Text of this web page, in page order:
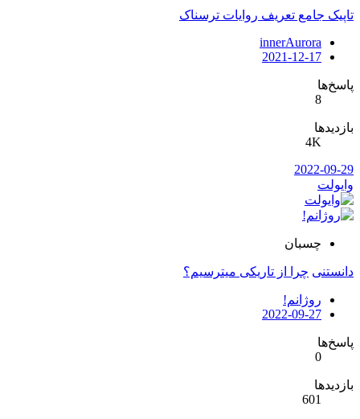
تاپیک جامع تعریف روایات ترسناک
innerAurora
2021-12-17
پاسخ‌ها
8
بازدیدها
4K
2022-09-29
وایولت
چسبان
دانستنی چرا از تاریکی میترسیم؟
روژانم!
2022-09-27
پاسخ‌ها
0
بازدیدها
601